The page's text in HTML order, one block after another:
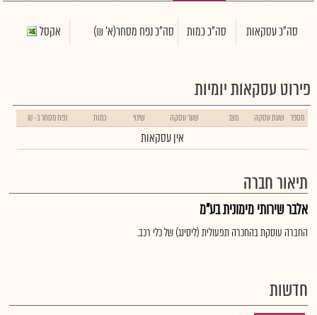
סה"כ עסקאות סה"כ כמות סה"כ נפח מסחר(א' ₪) אקסל
פירוט עסקאות יומיות
מספר שעת עסקה מצב שער עסקה שינוי כמות נפח מסחר ב- ₪
אין עסקאות
תיאור חברה
אלבר שירותי מימונית בע"מ
החברה עוסקת בהחכרה תפעולית (ליסינג) של כלי רכב.
חדשות